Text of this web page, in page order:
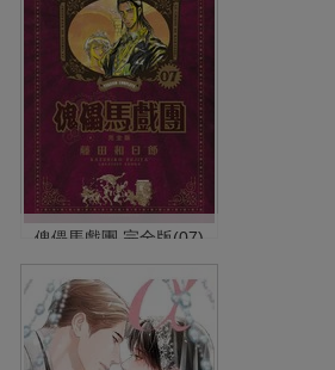
傀儡馬戲團 完全版(07)
NT$380 90折 NT$342
(USD11.35)